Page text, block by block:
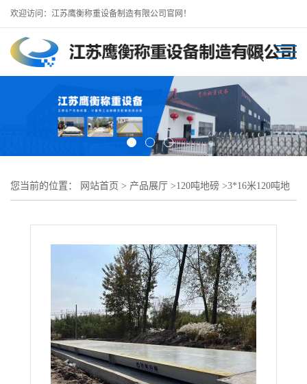
欢迎访问：江苏鹰衡称重设备制造有限公司官网！
您当前的位置： 网站首页 > 产品展厅 >120吨地磅 >3*16米120吨地